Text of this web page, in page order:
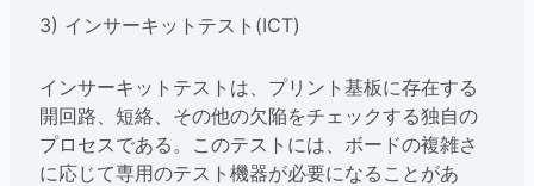
3) インサーキットテスト(ICT)
インサーキットテストは、プリント基板に存在する
開回路、短絡、その他の欠陥をチェックする独自の
プロセスである。このテストには、ボードの複雑さ
に応じて専用のテスト機器が必要になることがあ